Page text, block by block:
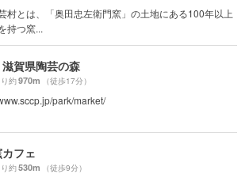
村とは、「奥田忠左衛門窯」の土地にある100年以上
持つ窯...
滋賀県陶芸の森
約970m （徒歩17分）
park/market/
フェ
約530m （徒歩9分）